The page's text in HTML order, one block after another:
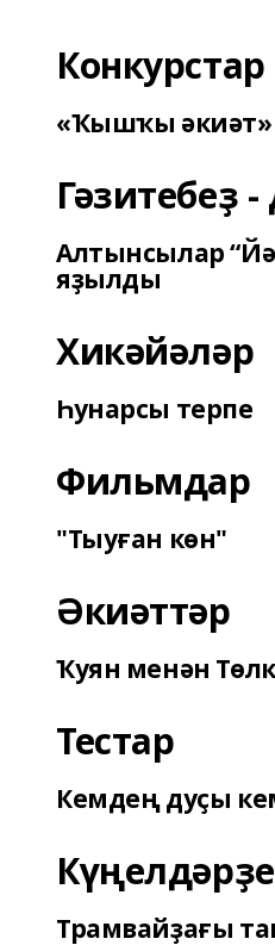
Конкурстар
«Ҡышҡы әкиәт»
Гәзитебеҙ
Алтынсылар
яҙылды
Хикәйәләр
Һунарсы терпе
Фильмдар
"Тыуған көн"
Әкиәттәр
Ҡуян менән
Тестар
Кемдең дуҫы
Трамвайҙағы